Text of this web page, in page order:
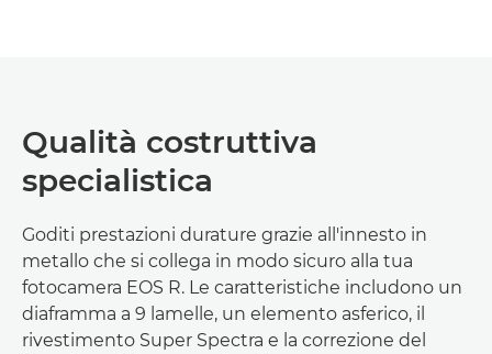
Qualità costruttiva
specialistica
Goditi prestazioni durature grazie all'innesto in
metallo che si collega in modo sicuro alla tua
fotocamera EOS R. Le caratteristiche includono un
diaframma a 9 lamelle, un elemento asferico, il
rivestimento Super Spectra e la correzione del